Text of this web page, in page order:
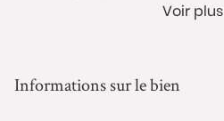
www.georisques.gouv.fr
Voir plus
Informations sur le bien